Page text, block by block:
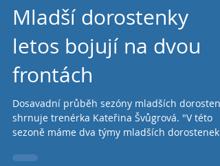
Mladší dorostenky
letos bojují na dvou
frontách
shrnuje trenérka Kateřina Švůgrová. "V této